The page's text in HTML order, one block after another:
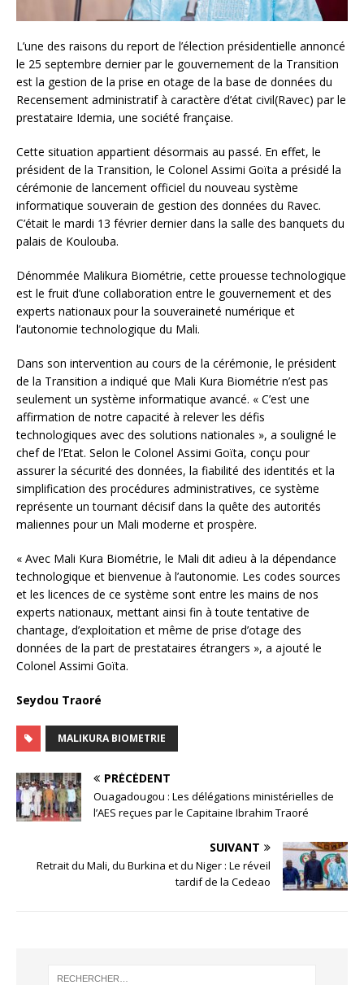
L’une des raisons du report de l’élection présidentielle annoncé
le 25 septembre dernier par le gouvernement de la Transition
est la gestion de la prise en otage de la base de données du
Recensement administratif à caractère d’état civil(Ravec) par le
prestataire Idemia, une société française.
Cette situation appartient désormais au passé. En effet, le
président de la Transition, le Colonel Assimi Goïta a présidé la
cérémonie de lancement officiel du nouveau système
informatique souverain de gestion des données du Ravec.
C’était le mardi 13 février dernier dans la salle des banquets du
palais de Koulouba.
Dénommée Malikura Biométrie, cette prouesse technologique
est le fruit d’une collaboration entre le gouvernement et des
experts nationaux pour la souveraineté numérique et
l’autonomie technologique du Mali.
Dans son intervention au cours de la cérémonie, le président
de la Transition a indiqué que Mali Kura Biométrie n’est pas
seulement un système informatique avancé. « C’est une
affirmation de notre capacité à relever les défis
technologiques avec des solutions nationales », a souligné le
chef de l’Etat. Selon le Colonel Assimi Goïta, conçu pour
assurer la sécurité des données, la fiabilité des identités et la
simplification des procédures administratives, ce système
représente un tournant décisif dans la quête des autorités
maliennes pour un Mali moderne et prospère.
« Avec Mali Kura Biométrie, le Mali dit adieu à la dépendance
technologique et bienvenue à l’autonomie. Les codes sources
et les licences de ce système sont entre les mains de nos
experts nationaux, mettant ainsi fin à toute tentative de
chantage, d’exploitation et même de prise d’otage des
données de la part de prestataires étrangers », a ajouté le
Colonel Assimi Goïta.
Seydou Traoré
MALIKURA BIOMETRIE
PRÉCÉDENT
Ouagadougou : Les délégations ministérielles de
l’AES reçues par le Capitaine Ibrahim Traoré
SUIVANT
Retrait du Mali, du Burkina et du Niger : Le réveil
tardif de la Cedeao